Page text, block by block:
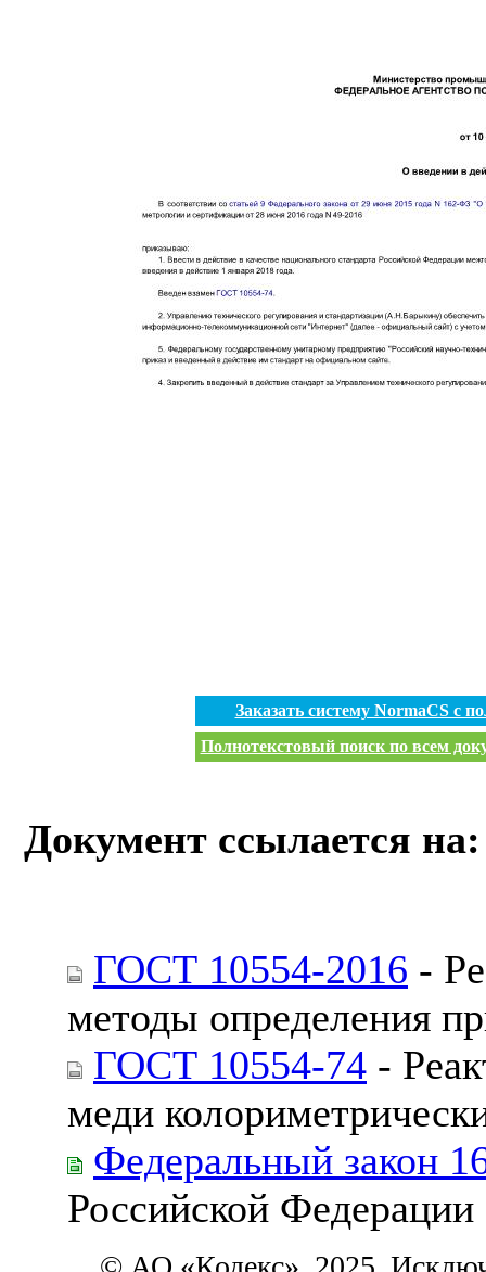
Заказать систему NormaCS с
Полнотекстовый поиск по всем
Документ ссылается на:
ГОСТ 10554-2016 -
методы определения
ГОСТ 10554-74 -
меди
Федеральный закон
Российской Федерации